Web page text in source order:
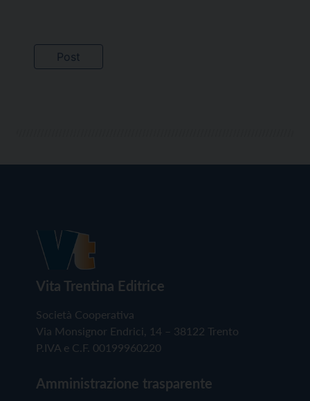
Vita Trentina Editrice
Società Cooperativa
Via Monsignor Endrici, 14 – 38122 Trento
P.IVA e C.F. 00199960220
Amministrazione trasparente